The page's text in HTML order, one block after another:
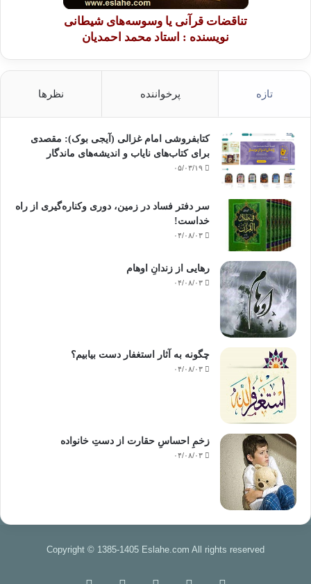
تناقضات قرآنی یا وسوسه‌های شیطانی
نویسنده : استاد محمد احمدیان
تازه پرخواننده نظرها
کتابفروشی امام غزالی (آیجی بوک): مقصدی
برای کتاب‌های نایاب و اندیشه‌های ماندگار
۰۵/۰۳/۱۹
سر دفتر فساد در زمین‌، دوری وکناره‌گیری از راه
خداست‌!
۰۴/۰۸/۰۳
رهایی از زندانِ اوهام
۰۴/۰۸/۰۳
چگونه به آثار استغفار دست بیابیم؟
۰۴/۰۸/۰۳
زخمِ احساسِ حقارت از دستِ خانواده
۰۴/۰۸/۰۳
Copyright © 1385-1405 Eslahe.com All rights reserved